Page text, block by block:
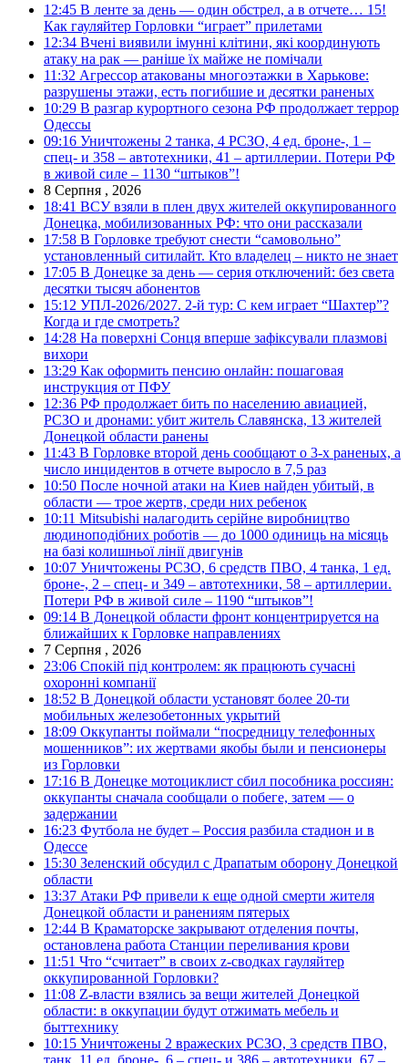
12:45 В ленте за день — один обстрел, а в отчете… 15!
Как гауляйтер Горловки “играет” прилетами
12:34 Вчені виявили імунні клітини, які координують
атаку на рак — раніше їх майже не помічали
11:32 Агрессор атакованы многоэтажки в Харькове:
разрушены этажи, есть погибшие и десятки раненых
10:29 В разгар курортного сезона РФ продолжает террор
Одессы
09:16 Уничтожены 2 танка, 4 РСЗО, 4 ед. броне-, 1 –
спец- и 358 – автотехники, 41 – артиллерии. Потери РФ
в живой силе – 1130 “штыков”!
8 Серпня , 2026
18:41 ВСУ взяли в плен двух жителей оккупированного
Донецка, мобилизованных РФ: что они рассказали
17:58 В Горловке требуют снести “самовольно”
установленный ситилайт. Кто владелец – никто не знает
17:05 В Донецке за день — серия отключений: без света
десятки тысяч абонентов
15:12 УПЛ-2026/2027. 2-й тур: С кем играет “Шахтер”?
Когда и где смотреть?
14:28 На поверхні Сонця вперше зафіксували плазмові
вихори
13:29 Как оформить пенсию онлайн: пошаговая
инструкция от ПФУ
12:36 РФ продолжает бить по населению авиацией,
РСЗО и дронами: убит житель Славянска, 13 жителей
Донецкой области ранены
11:43 В Горловке второй день сообщают о 3-х раненых, а
число инцидентов в отчете выросло в 7,5 раз
10:50 После ночной атаки на Киев найден убитый, в
области — трое жертв, среди них ребенок
10:11 Mitsubishi налагодить серійне виробництво
людиноподібних роботів — до 1000 одиниць на місяць
на базі колишньої лінії двигунів
10:07 Уничтожены РСЗО, 6 средств ПВО, 4 танка, 1 ед.
броне-, 2 – спец- и 349 – автотехники, 58 – артиллерии.
Потери РФ в живой силе – 1190 “штыков”!
09:14 В Донецкой области фронт концентрируется на
ближайших к Горловке направлениях
7 Серпня , 2026
23:06 Спокій під контролем: як працюють сучасні
охоронні компанії
18:52 В Донецкой области установят более 20-ти
мобильных железобетонных укрытий
18:09 Оккупанты поймали “посредницу телефонных
мошенников”: их жертвами якобы были и пенсионеры
из Горловки
17:16 В Донецке мотоциклист сбил пособника россиян:
оккупанты сначала сообщали о побеге, затем — о
задержании
16:23 Футбола не будет – Россия разбила стадион и в
Одессе
15:30 Зеленский обсудил с Драпатым оборону Донецкой
области
13:37 Атаки РФ привели к еще одной смерти жителя
Донецкой области и ранениям пятерых
12:44 В Краматорске закрывают отделения почты,
остановлена работа Станции переливания крови
11:51 Что “считает” в своих z-сводках гауляйтер
оккупированной Горловки?
11:08 Z-власти взялись за вещи жителей Донецкой
области: в оккупации будут отжимать мебель и
быттехнику
10:15 Уничтожены 2 вражеских РСЗО, 3 средств ПВО,
танк, 11 ед. броне-, 6 – спец- и 386 – автотехники, 67 –